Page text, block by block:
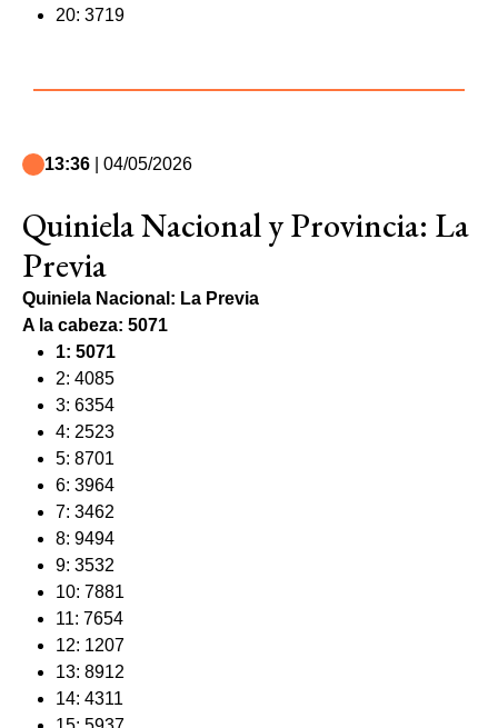
20: 3719
13:36 | 04/05/2026
Quiniela Nacional y Provincia: La
Previa
Quiniela Nacional: La Previa
A la cabeza: 5071
1: 5071
2: 4085
3: 6354
4: 2523
5: 8701
6: 3964
7: 3462
8: 9494
9: 3532
10: 7881
11: 7654
12: 1207
13: 8912
14: 4311